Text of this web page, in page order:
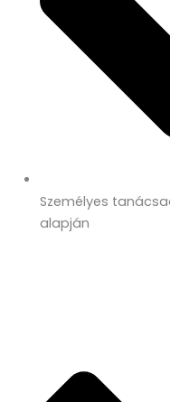
Személyes
alapján